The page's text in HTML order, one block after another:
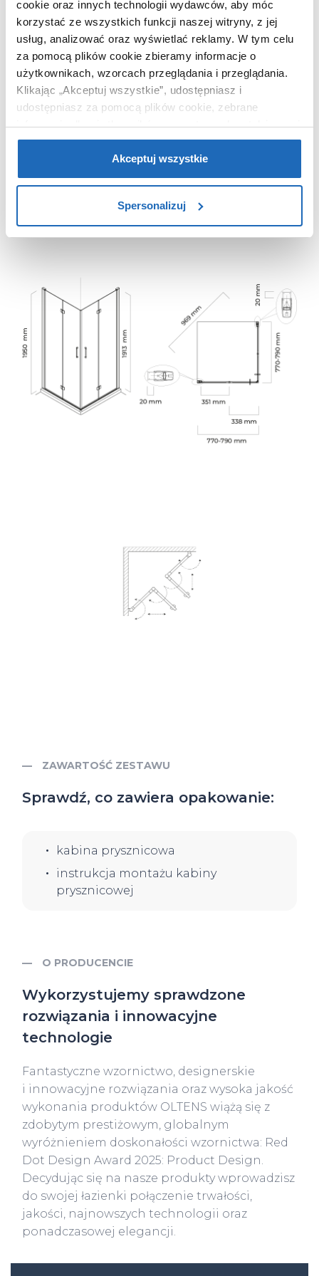
cookie oraz innych technologii wydawców, aby móc
korzystać ze wszystkich funkcji naszej witryny, z jej
usług, analizować oraz wyświetlać reklamy. W tym celu
za pomocą plików cookie zbieramy informacje o
użytkownikach, wzorcach przeglądania i przeglądania.
Klikając „Akceptuj wszystkie”, udostępniasz i
udostępniasz za pomocą plików cookie, zebrane
informacje dla użytkowników zewnętrznych, a także nasi
partnerzy reklamowi.Jeśli chcesz, włącz „Tylko
wymagane pliki cookie”.Pamiętaj jednak, że
zablokowane niektóre pliki cookie mogą mieć wpływ na
dlaczego ich przepisy, przejdź do zakładu „Informacje o
plikach cookie”.
Akceptuj wszystkie
Spersonalizuj
Dzięki tej powłoce elementy
chromowane będą wyjątkowo
trwałe i odporne na zabrudzenia
i matowienie.
Poznaj wymiary kabiny prysznicowej
Oltens Byske:
RYSUNEK TECHNICZNY KABINY
ZAWARTOŚĆ ZESTAWU
Sprawdź, co zawiera opakowanie:
kabina prysznicowa
instrukcja montażu kabiny
prysznicowej
O PRODUCENCIE
Wykorzystujemy sprawdzone
rozwiązania i innowacyjne
technologie
Fantastyczne wzornictwo, designerskie
i innowacyjne rozwiązania oraz wysoka jakość
wykonania produktów OLTENS wiążą się z
zdobytym prestiżowym, globalnym
wyróżnieniem doskonałości wzornictwa: Red
Dot Design Award 2025: Product Design.
Decydując się na nasze produkty wprowadzisz
do swojej łazienki połączenie trwałości,
jakości, najnowszych technologii oraz
ponadczasowej elegancji.